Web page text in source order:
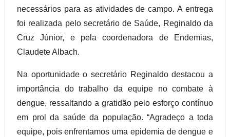
necessários para as atividades de campo. A entrega
foi realizada pelo secretário de Saúde, Reginaldo da
Cruz Júnior, e pela coordenadora de Endemias,
Claudete Albach.
Na oportunidade o secretário Reginaldo destacou a
importância do trabalho da equipe no combate à
dengue, ressaltando a gratidão pelo esforço contínuo
em prol da saúde da população. “Agradeço a toda
equipe, pois enfrentamos uma epidemia de dengue e